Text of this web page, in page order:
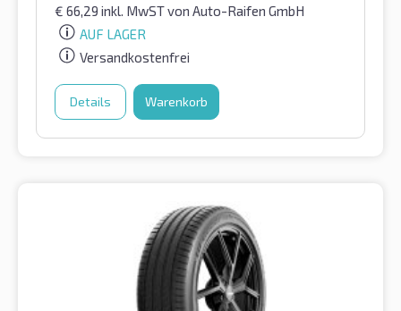
€ 66,29 inkl. MwSTvon Auto-Raifen GmbH
AUF LAGER
Versandkostenfrei
Details Warenkorb